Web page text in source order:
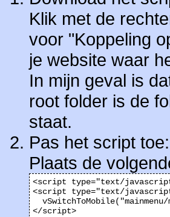
Klik met de
voor "Koppeling
je website waar
In mijn geval is
root folder is de
staat.
Pas het script toe:
Plaats de
<script type="text/
<script type="text/
</script>